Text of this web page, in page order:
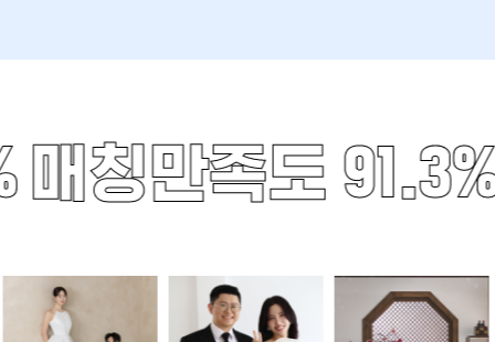
매칭만족도